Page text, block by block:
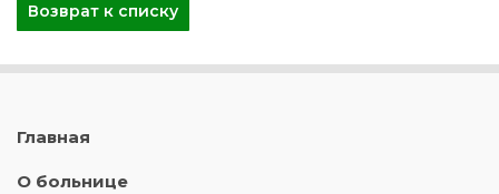
Возврат к списку
Главная
О больнице